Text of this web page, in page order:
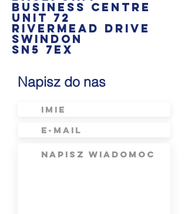
BUSINESS CENTRE
UNIT 72
Rivermead DRIVE
Swindon
sn5 7ex
Napisz do nas